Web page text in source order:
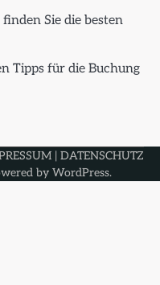
Sie die besten
Tipps für die Buchung
| DATENSCHUTZ
by WordPress.